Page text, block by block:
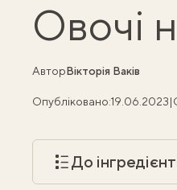
Овочі
АвторВікторія Ваків
Опубліковано:19.06.2023|
До